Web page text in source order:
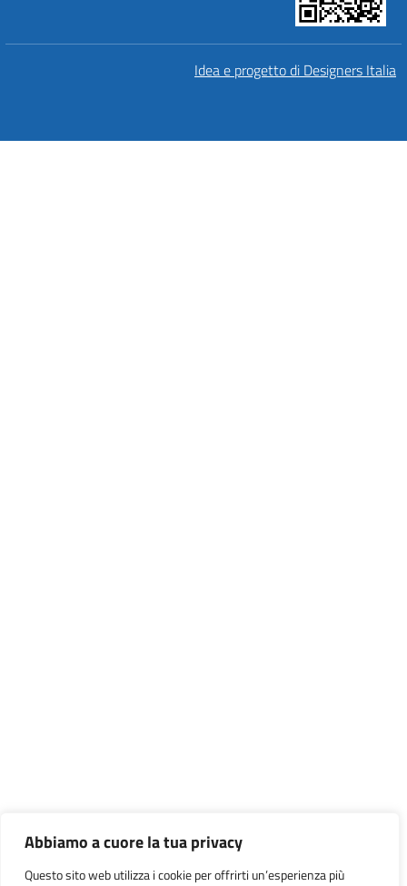
Abbiamo a cuore la tua privacy
Questo sito web utilizza i cookie per offrirti un’esperienza più
Idea e progetto di Designers Italia